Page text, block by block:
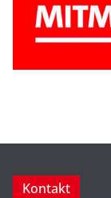
Kontakt